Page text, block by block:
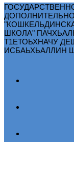
ШКОЛА"
Т1ЕТОЬХНАЧУ
ИСБАЬХЬАЛЛИН